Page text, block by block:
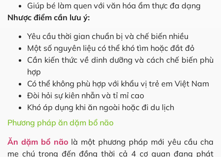
Giúp bé làm quen với văn hóa ẩm thực đa dạng
Nhược điểm cần lưu ý:
Yêu cầu thời gian chuẩn bị và chế biến nhiều
Một số nguyên liệu có thể khó tìm hoặc đắt đỏ
Cần kiến thức về dinh dưỡng và cách chế biến phù
hợp
Có thể không phù hợp với khẩu vị trẻ em Việt Nam
Đòi hỏi sự kiên nhẫn và tỉ mỉ cao
Khó áp dụng khi ăn ngoài hoặc đi du lịch
Phương pháp ăn dặm bổ não
Ăn dặm bổ nãolà một phương pháp mới yêu cầu cha
mẹ chú trọng đến đồng thời cả 4 cơ quan đang phát